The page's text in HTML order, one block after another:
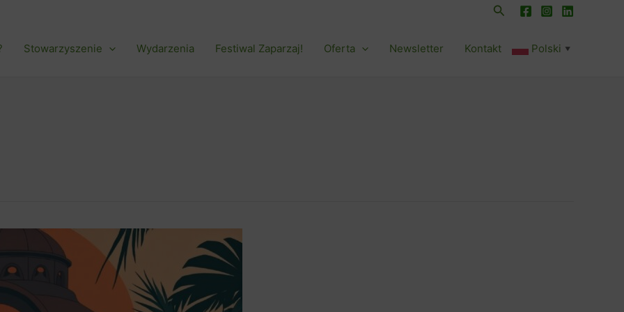
Szukaj
Stowarzyszenie Wydarzenia Festiwal Zaparzaj! Oferta Newsletter Kontakt Polski ▼